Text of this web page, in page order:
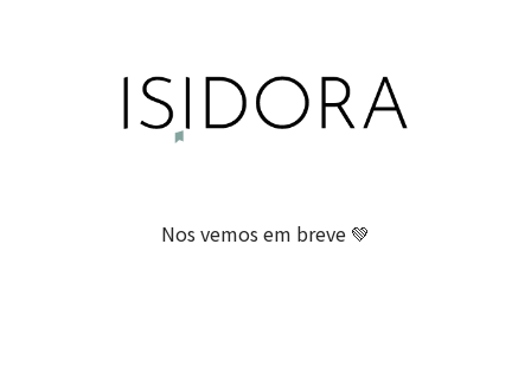
Nos vemos em breve 💚